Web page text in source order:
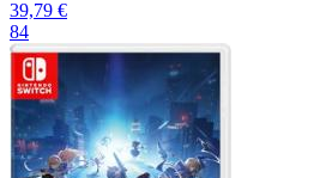
39,79 €
84